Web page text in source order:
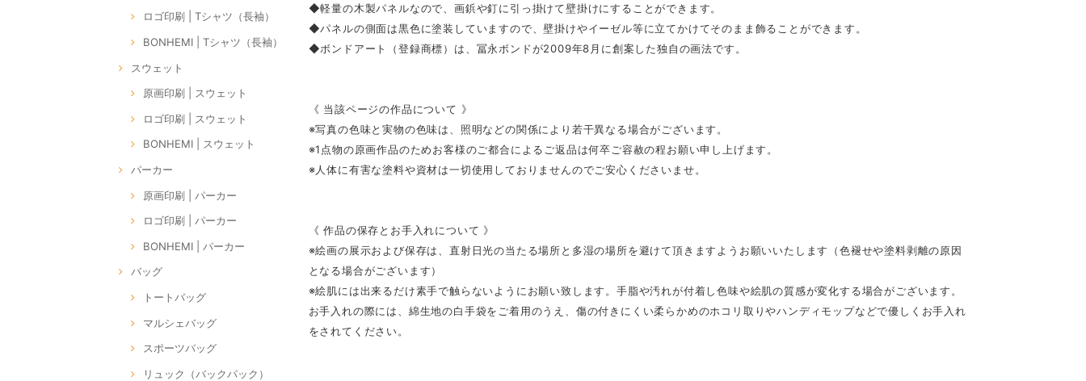
ロゴ印刷 | Tシャツ（長袖）
BONHEMI | Tシャツ（長袖）
スウェット
原画印刷 | スウェット
ロゴ印刷 | スウェット
BONHEMI | スウェット
パーカー
原画印刷 | パーカー
ロゴ印刷 | パーカー
BONHEMI | パーカー
バッグ
トートバッグ
マルシェバッグ
スポーツバッグ
リュック（バックパック）
◆軽量の木製パネルなので、画鋲や釘に引っ掛けて壁掛けにすることができます。
◆パネルの側面は黒色に塗装していますので、壁掛けやイーゼル等に立てかけてそのまま飾ることができます。
◆ボンドアート（登録商標）は、冨永ボンドが2009年8月に創案した独自の画法です。
《 当該ページの作品について 》
※写真の色味と実物の色味は、照明などの関係により若干異なる場合がございます。
※1点物の原画作品のためお客様のご都合によるご返品は何卒ご容赦の程お願い申し上げます。
※人体に有害な塗料や資材は一切使用しておりませんのでご安心くださいませ。
《 作品の保存とお手入れについて 》
※絵画の展示および保存は、直射日光の当たる場所と多湿の場所を避けて頂きますようお願いいたします（色褪せや塗料剥離の原因
となる場合がございます）
※絵肌には出来るだけ素手で触らないようにお願い致します。手脂や汚れが付着し色味や絵肌の質感が変化する場合がございます。
お手入れの際には、綿生地の白手袋をご着用のうえ、傷の付きにくい柔らかめのホコリ取りやハンディモップなどで優しくお手入れ
をされてください。